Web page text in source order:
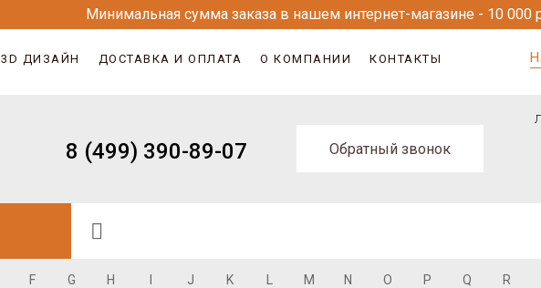
Минимальная сумма заказа в нашем интернет-магазине - 10 000
3D ДИЗАЙН ДОСТАВКА И ОПЛАТА О КОМПАНИИ КОНТАКТЫ
8 (499) 390-89-07 Обратный звонок
F G H J K M N O P Q R